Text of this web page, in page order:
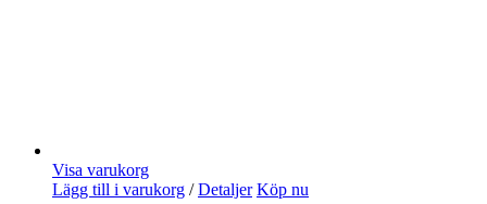
Visa varukorg
Lägg till i varukorg / Detaljer Köp nu